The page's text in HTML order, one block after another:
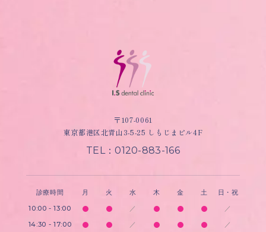
〒107-0061
東京都港区北青山3-5-25 しもじまビル4F
TEL：0120-883-166
診療時間 月 火 水 木 金 土 日・祝
10:00 - 13:00 ／ ／
14:30 - 17:00 ／ ／